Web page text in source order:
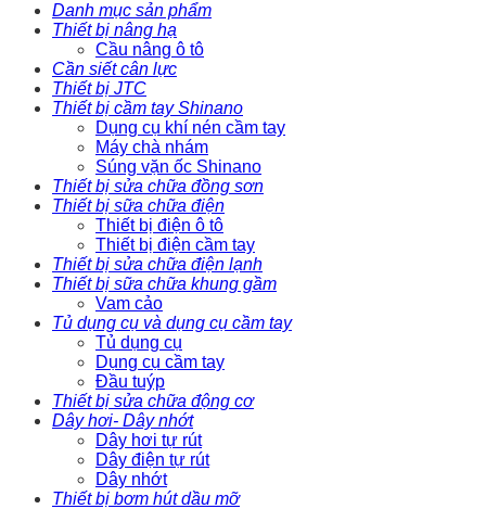
Danh mục sản phẩm
Thiết bị nâng hạ
Cầu nâng ô tô
Cần siết cân lực
Thiết bị JTC
Thiết bị cầm tay Shinano
Dụng cụ khí nén cầm tay
Máy chà nhám
Súng vặn ốc Shinano
Thiết bị sửa chữa đồng sơn
Thiết bị sữa chữa điện
Thiết bị điện ô tô
Thiết bị điện cầm tay
Thiết bị sửa chữa điện lạnh
Thiết bị sữa chữa khung gầm
Vam cảo
Tủ dụng cụ và dụng cụ cầm tay
Tủ dụng cụ
Dụng cụ cầm tay
Đầu tuýp
Thiết bị sửa chữa động cơ
Dây hơi- Dây nhớt
Dây hơi tự rút
Dây điện tự rút
Dây nhớt
Thiết bị bơm hút dầu mỡ